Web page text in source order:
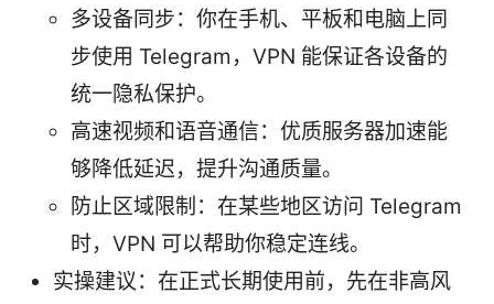
多设备同步：你在手机、平板和电脑上同
步使用 Telegram，VPN 能保证各设备的
统一隐私保护。
高速视频和语音通信：优质服务器加速能
够降低延迟，提升沟通质量。
防止区域限制：在某些地区访问 Telegram
时，VPN 可以帮助你稳定连线。
实操建议：在正式长期使用前，先在非高风